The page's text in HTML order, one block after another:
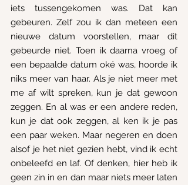
iets tussengekomen was. Dat kan
gebeuren. Zelf zou ik dan meteen een
nieuwe datum voorstellen, maar dit
gebeurde niet. Toen ik daarna vroeg of
een bepaalde datum oké was, hoorde ik
niks meer van haar. Als je niet meer met
me af wilt spreken, kun je dat gewoon
zeggen. En al was er een andere reden,
kun je dat ook zeggen, al ken ik je pas
een paar weken. Maar negeren en doen
alsof je het niet gezien hebt, vind ik echt
onbeleefd en laf. Of denken, hier heb ik
geen zin in en dan maar niets meer laten